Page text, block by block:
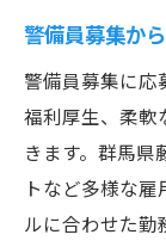
警備
警備
柔軟な働
警備
警備
警備員募集か
警備員募集に応
福利厚生、柔軟
きます。群馬県
トなど多様な
ルに合わせた勤